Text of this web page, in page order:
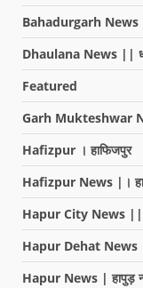
Bahadurgarh News |
Dhaulana News ||
Featured
Garh Mukteshwar
Hafizpur । हाफिजपुर
Hafizpur News |।
Hapur City News ||
Hapur Dehat News
Hapur News | हापुड़